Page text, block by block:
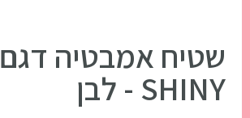
שטיח אמבטיה דגם
SHINY - לבן